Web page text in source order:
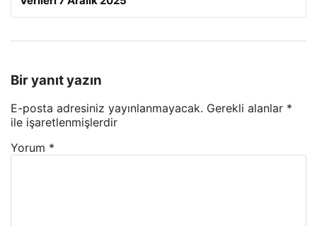
Bir yanıt yazın
E-posta adresiniz yayınlanmayacak. Gerekli alanlar *
ile işaretlenmişlerdir
Yorum *